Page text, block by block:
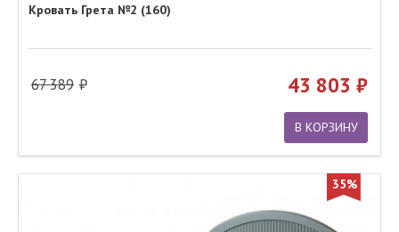
Кровать Грета №2 (160)
67 389 43 803
В КОРЗИНУ
35%